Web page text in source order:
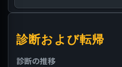
診断および転帰
診断の推移